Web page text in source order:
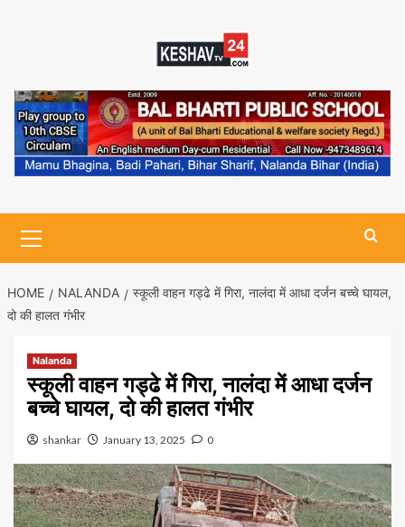
Menu
HOME NALANDA
स्कूली वाहन गड्ढे में गिरा, नालंदा में आधा दर्जन बच्चे घायल,
दो की हालत गंभीर
Nalanda
स्कूली वाहन गड्ढे में गिरा, नालंदा में आधा दर्जन
बच्चे घायल, दो की हालत गंभीर
shankar January 13, 2025 0